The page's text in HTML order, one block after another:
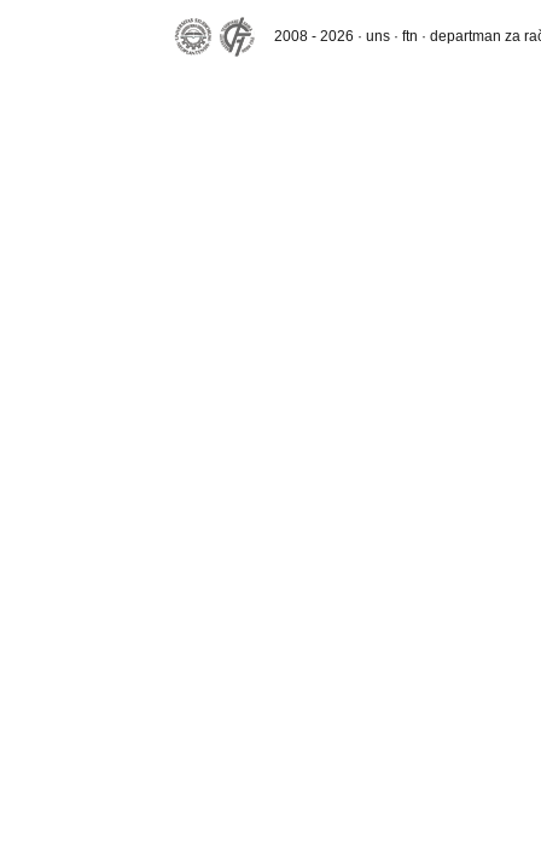
2008 - 2026 · uns · ftn · departman za